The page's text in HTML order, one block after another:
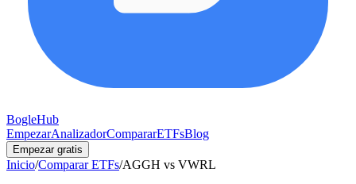
BogleHub
EmpezarAnalizadorCompararETFsBlog
Empezar gratis
Inicio/Comparar ETFs/AGGH vs VWRL